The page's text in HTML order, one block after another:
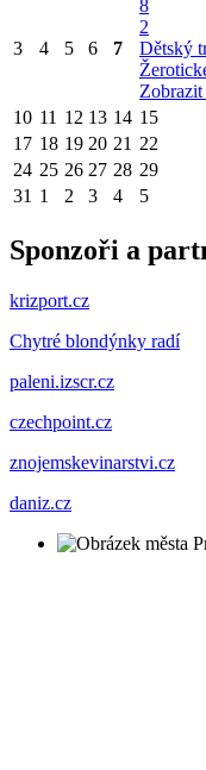
3 4 5 6 7
8
2
Dětský
Zobrazit
10 11 12 13 14 15
17 18 19 20 21 22
24 25 26 27 28 29
31 1 2 3 4 5
Sponzoři a
krizport.cz
Chytré blondýnky radí
paleni.izscr.cz
czechpoint.cz
znojemskevinarstvi.cz
daniz.cz